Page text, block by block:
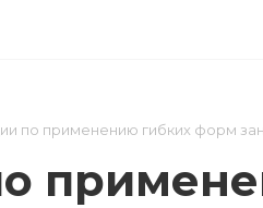
по применению гибких форм